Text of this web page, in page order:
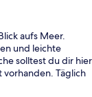
aufs Meer.
und leichte
solltest du dir hier
vorhanden. Täglich